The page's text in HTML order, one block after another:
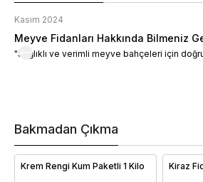
Kasım 2024
Meyve Fidanları Hakkında Bilmeniz
"Sağlıklı ve verimli meyve bahçeleri için
Bakmadan Çıkma
Krem Rengi Kum Paketli 1 Kilo Kiraz